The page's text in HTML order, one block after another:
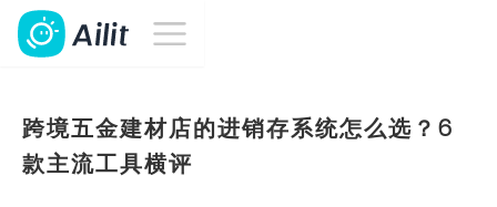
跨境五金建材店的进销存系统怎么选？6
款主流工具横评